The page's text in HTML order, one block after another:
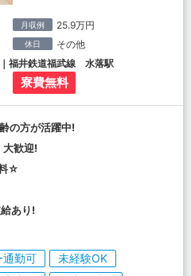
月収例 25.9万円
休日 その他
福井鉄道福武線 水落駅
寮費無料
の方が活躍中!
大歓迎!
☆
あり!
通勤可
未経験OK